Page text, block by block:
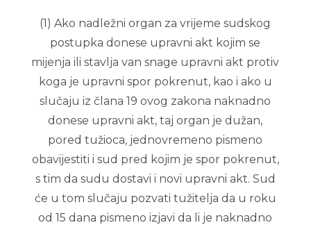
(1) Ako nadležni organ za vrijeme sudskog
postupka donese upravni akt kojim se
mijenja ili stavlja van snage upravni akt protiv
koga je upravni spor pokrenut, kao i ako u
slučaju iz člana 19 ovog zakona naknadno
donese upravni akt, taj organ je dužan,
pored tužioca, jednovremeno pismeno
obavijestiti i sud pred kojim je spor pokrenut,
s tim da sudu dostavi i novi upravni akt. Sud
će u tom slučaju pozvati tužitelja da u roku
od 15 dana pismeno izjavi da li je naknadno